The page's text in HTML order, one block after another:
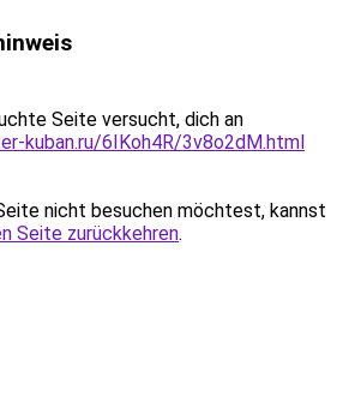
Seite versucht, dich an
kuban.ru/6IKoh4R/3v8o2dM.html
nicht besuchen möchtest, kannst
Seite zurückkehren.